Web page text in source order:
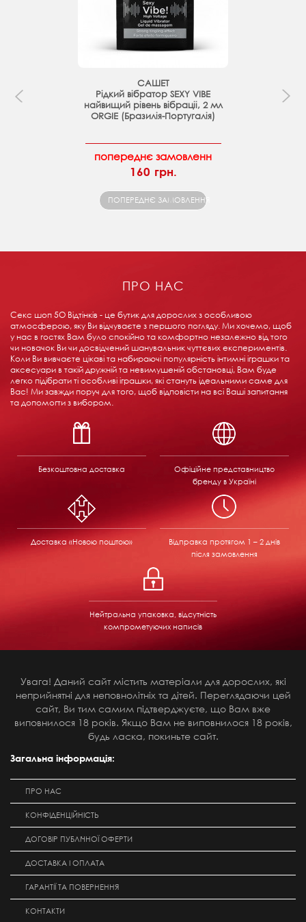
САШЕТ
Рідкий вібратор SEXY VIBE
найвищий рівень вібраціі, 2 мл
ORGIE (Бразилія-Португалія)
попереднє замовленн
160 грн.
ПОПЕРЕДНЄ ЗАМОВЛЕННЯ
ПРО НАС
Секс шоп 5О Відтінків - це бутик для дорослих з особливою
атмосферою, яку Ви відчуваєте з першого погляду. Ми хочемо, щоб
у нас в гостях Вам було спокійно та комфортно незалежно від того
чи новачок Ви чи досвідчений шанувальник чуттєвих експериментів.
Коли Ви вивчаєте цікаві та набираючі популярність інтимні іграшки та
аксесуари в такій дружній та невимушеній обстановці, Вам буде
легко підібрати ті особливі іграшки, які стануть ідеальними саме для
Вас! Ми завжди поруч для того, щоб відповісти на всі Ваші запитання
та допомогти з вибором.
Безкоштовна доставка
Офіційне представництво
бренду в Україні
Доставка «Новою поштою» Відправка протягом 1 – 2 днів
після замовлення
Нейтральна упаковка, відсутність
компрометуючих написів
Увага! Даний сайт містить матеріали для дорослих, які
неприйнятні для неповнолітніх та дітей. Переглядаючи цей
сайт, Ви тим самим підтверджуєте, що Вам вже
виповнилося 18 років. Якщо Вам не виповнилося 18 років,
будь ласка, покиньте сайт.
Загальна інформація:
ПРО НАС
КОНФІДЕНЦІЙНІСТЬ
ДОГОВІР ПУБЛІЧНОЇ ОФЕРТИ
ДОСТАВКА І ОПЛАТА
ГАРАНТІЇ ТА ПОВЕРНЕННЯ
КОНТАКТИ